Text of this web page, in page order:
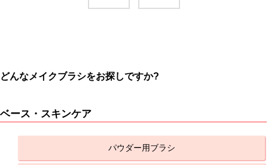
どんなメイクブラシをお探しですか?
ベース・スキンケア
パウダー用ブラシ